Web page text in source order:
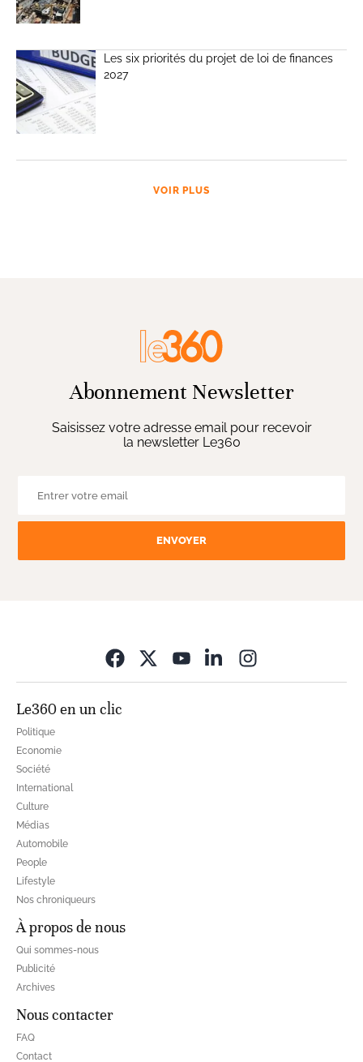
Les six priorités du projet de loi de finances
2027
VOIR PLUS
Abonnement Newsletter
Saisissez votre adresse email pour recevoir
la newsletter Le360
ENVOYER
Le360 en un clic
Politique
Economie
Société
International
Culture
Médias
Automobile
People
Lifestyle
Nos chroniqueurs
À propos de nous
Qui sommes-nous
Publicité
Archives
Nous contacter
FAQ
Contact